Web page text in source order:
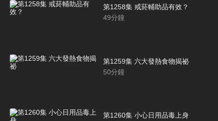
第1258集 戒菸輔助品有效？
49分鐘
第1259集 六大發熱食物揭祕
50分鐘
第1260集 小心日用品毒上身